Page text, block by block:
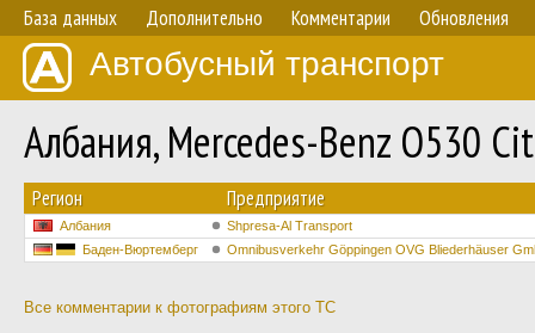
База данных Дополнительно Комментарии Обновления
Автобусный транспорт
Албания, Mercedes-Benz O530
Регион Предприятие
Албания
Shpresa-Al Transport
Баден-Вюртемберг
Omnibusverkehr Göppingen OVG Bliederhäuser
Все комментарии к фотографиям этого ТС